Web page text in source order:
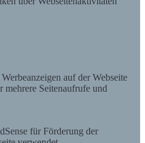
auf der Webseite
Seitenaufrufe und
für Förderung der